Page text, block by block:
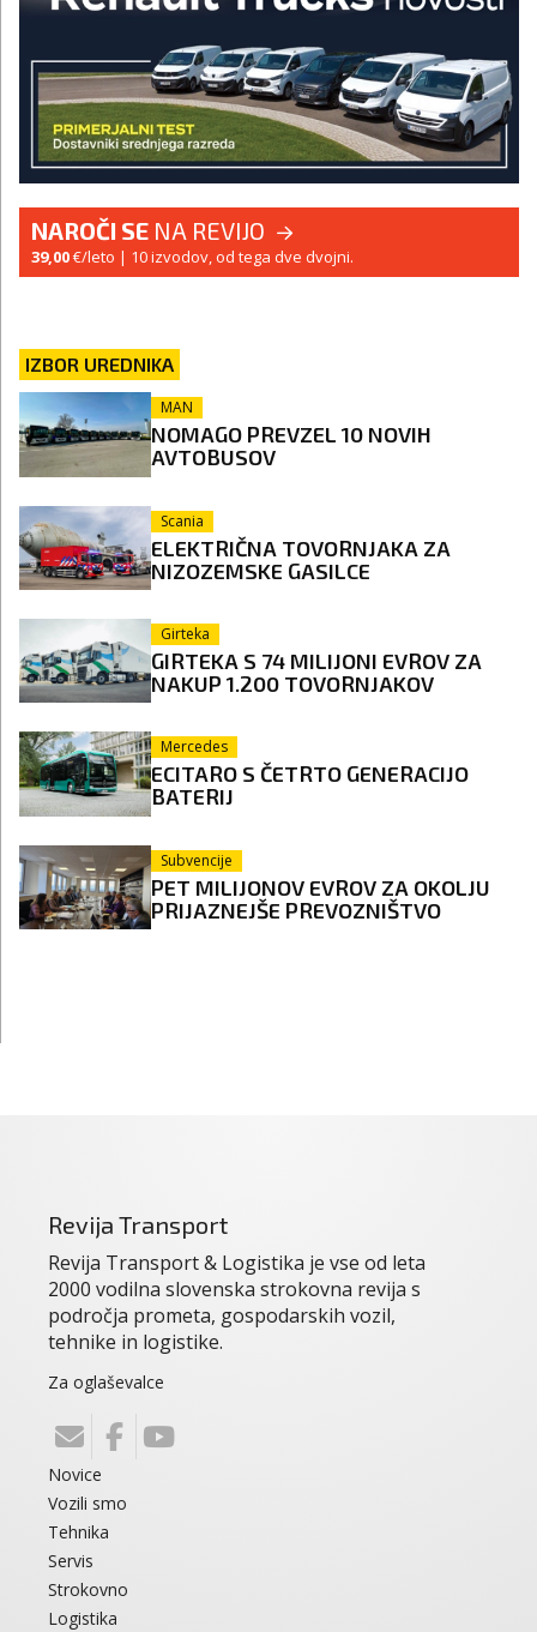
NAROČI SE NA REVIJO
39,00€/leto | 10 izvodov, od tega dve dvojni.
IZBOR UREDNIKA
MAN
NOMAGO PREVZEL 10 NOVIH
AVTOBUSOV
Scania
ELEKTRIČNA TOVORNJAKA ZA
NIZOZEMSKE GASILCE
Girteka
GIRTEKA S 74 MILIJONI EVROV ZA
NAKUP 1.200 TOVORNJAKOV
Mercedes
ECITARO S ČETRTO GENERACIJO
BATERIJ
Subvencije
PET MILIJONOV EVROV ZA OKOLJU
PRIJAZNEJŠE PREVOZNIŠTVO
Revija Transport
Revija Transport & Logistika je vse od leta
2000 vodilna slovenska strokovna revija s
področja prometa, gospodarskih vozil,
tehnike in logistike.
Za oglaševalce
Novice
Vozili smo
Tehnika
Servis
Strokovno
Logistika